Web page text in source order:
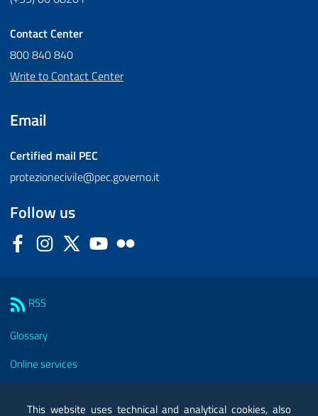
Contact Center
800 840 840
Write to Contact Center
Email
Certified mail PEC
protezionecivile@pec.governo.it
Follow us
FacebookInstagram
Twitter YouTube
RSS
Glossary
Online services
This website uses technical and analytical cookies, also